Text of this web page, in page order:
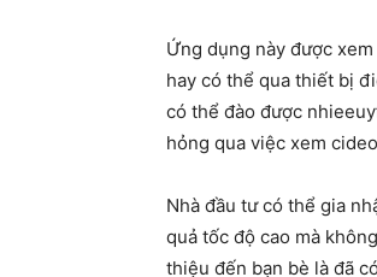
Ứng dụng này được
hay có thể qua thiết bị
có thể đào được
hỏng qua việc xem
Nhà đầu tư có thể gia
quả tốc độ cao mà
thiệu đến bạn bè là đã